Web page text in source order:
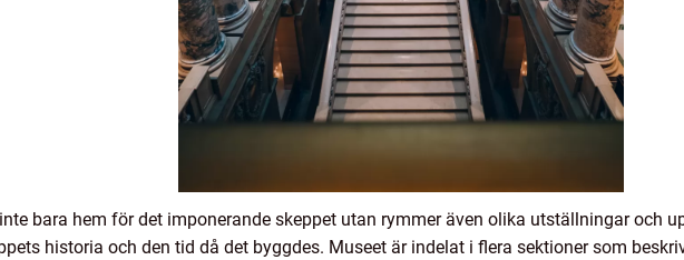
bara hem för det imponerande skeppet utan rymmer även olika utställningar och
historia och den tid då det byggdes. Museet är indelat i flera sektioner som